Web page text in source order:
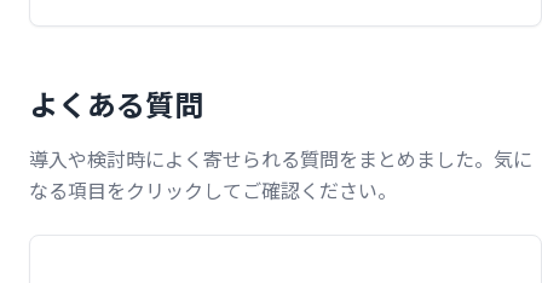
よくある質問
導入や検討時によく寄せられる質問をまとめました。気に
なる項目をクリックしてご確認ください。